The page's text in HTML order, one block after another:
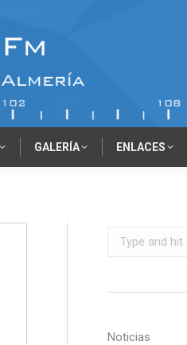
GALERÍA ENLACES
Search:
Noticias